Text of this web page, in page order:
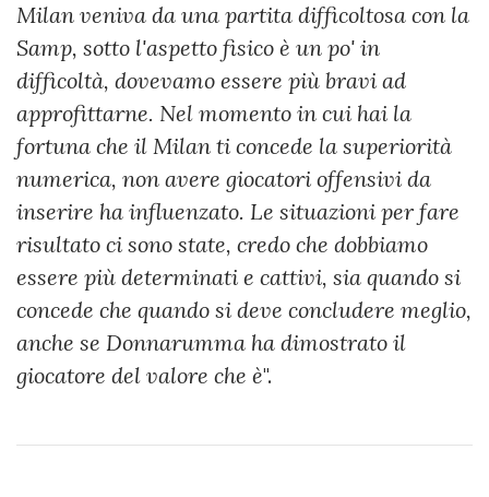
Milan veniva da una partita difficoltosa con la
Samp, sotto l'aspetto fisico è un po' in
difficoltà, dovevamo essere più bravi ad
approfittarne. Nel momento in cui hai la
fortuna che il Milan ti concede la superiorità
numerica, non avere giocatori offensivi da
inserire ha influenzato. Le situazioni per fare
risultato ci sono state, credo che dobbiamo
essere più determinati e cattivi, sia quando si
concede che quando si deve concludere meglio,
anche se Donnarumma ha dimostrato il
giocatore del valore che è".